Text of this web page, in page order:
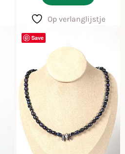
Op verlanglijstje
Save